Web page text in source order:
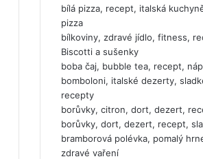
bílá pizza, recept, italská
pizza
bílkoviny, zdravé jídlo, fitness,
Biscotti a sušenky
boba čaj, bubble tea, recept,
bomboloni, italské dezerty,
recepty
borůvky, citron, dort, dezert,
borůvky, dort, dezert, recept,
bramborová polévka, pomalý
zdravé vaření